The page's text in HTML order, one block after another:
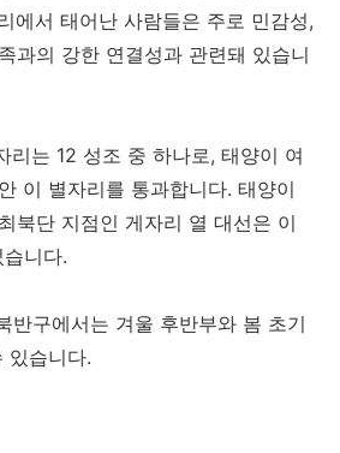
에서 태어난 사람들은 주로 민감성,
과의 강한 연결성과 관련돼 있습니
리는 12 성조 중 하나로, 태양이 여
이 별자리를 통과합니다. 태양이
북단 지점인 게자리 열 대선은 이
니다.
반구에서는 겨울 후반부와 봄 초기
있습니다.